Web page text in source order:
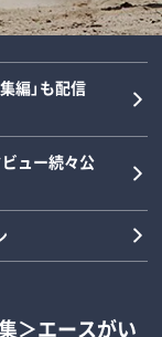
編」も配信
ビュー続々公
＞エースがい